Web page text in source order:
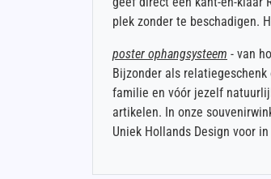
plek zonder te beschadigen.
poster ophangsysteem - van
Bijzonder als
familie en vóór jezelf
artikelen. In onze
Uniek Hollands Design voor